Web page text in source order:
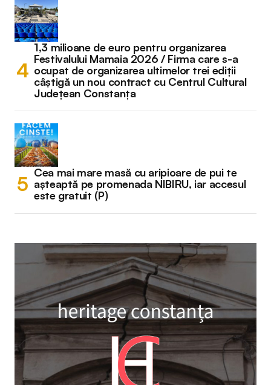
1,3 milioane de euro pentru organizarea
Festivalului Mamaia 2026 / Firma care s-a
ocupat de organizarea ultimelor trei ediții
câștigă un nou contract cu Centrul Cultural
Județean Constanța
Cea mai mare masă cu aripioare de pui te
așteaptă pe promenada NIBIRU, iar accesul
este gratuit (P)